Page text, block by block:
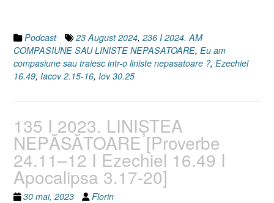
Podcast 23 August 2024, 236 I 2024. AM
COMPASIUNE SAU LINISTE NEPASATOARE, Eu am
compasiune sau traiesc intr-o liniste nepasatoare ?, Ezechiel
16.49, Iacov 2.15-16, Iov 30.25
135 I 2023. LINIȘTEA
NEPĂSĂTOARE [Proverbe
24.11–12 I Ezechiel 16.49 I
Apocalipsa 3.17-20]
30 mai, 2023 Florin